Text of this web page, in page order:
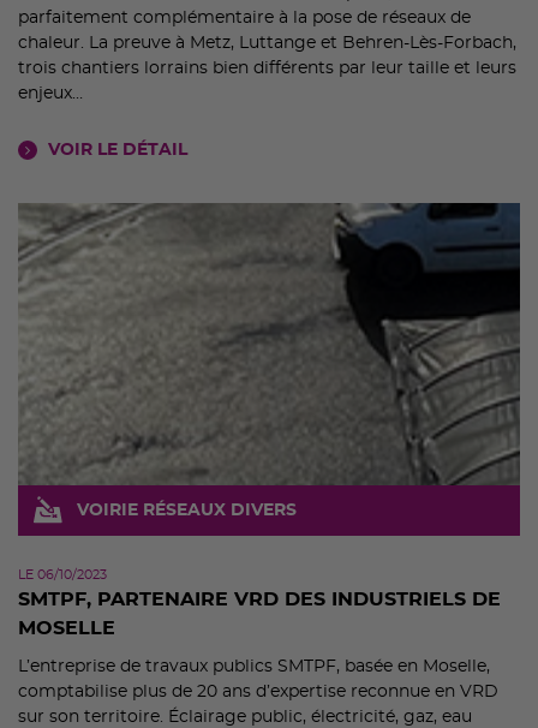
parfaitement complémentaire à la pose de réseaux de
chaleur. La preuve à Metz, Luttange et Behren-Lès-Forbach,
trois chantiers lorrains bien différents par leur taille et leurs
enjeux…
VOIR LE DÉTAIL
VOIRIE RÉSEAUX DIVERS
LE 06/10/2023
SMTPF, PARTENAIRE VRD DES INDUSTRIELS DE
MOSELLE
L’entreprise de travaux publics SMTPF, basée en Moselle,
comptabilise plus de 20 ans d’expertise reconnue en VRD
sur son territoire. Éclairage public, électricité, gaz, eau